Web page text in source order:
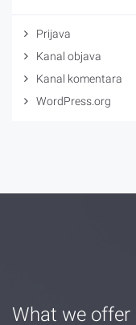
Prijava
Kanal objava
Kanal komentara
WordPress.org
What we offer